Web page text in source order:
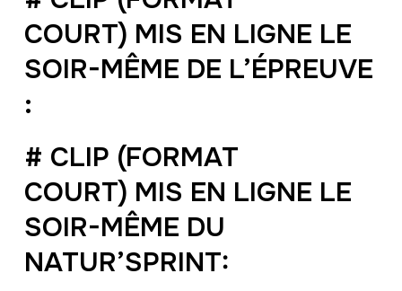
COURT) MIS EN LIGNE LE
SOIR-MÊME DE L’ÉPREUVE
:
# CLIP (FORMAT
COURT) MIS EN LIGNE LE
SOIR-MÊME DU
NATUR’SPRINT: